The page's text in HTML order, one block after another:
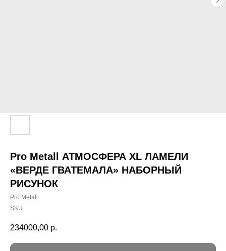
Pro Metall АТМОСФЕРА XL ЛАМЕЛИ
«ВЕРДЕ ГВАТЕМАЛА» НАБОРНЫЙ
РИСУНОК
Pro Metall
SKU:
234000,00 р.